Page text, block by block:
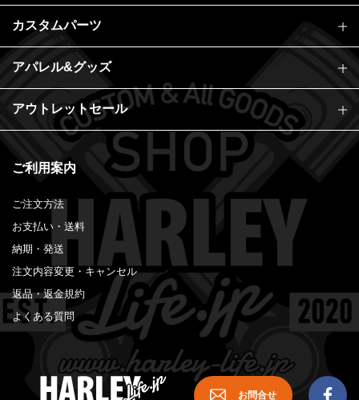
ご利用案内
ご注文方法
お支払い・送料
納期・発送
注文内容変更・キャンセル
返品・返金規約
よくある質問
カスタムパーツ
アパレル&グッズ
アウトレットセール
お問合せ